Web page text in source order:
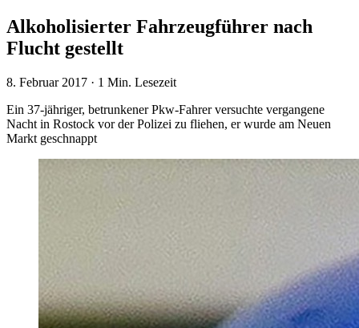
Alkoholisierter Fahrzeugführer nach
Flucht gestellt
8. Februar 2017 · 1 Min. Lesezeit
Ein 37-jähriger, betrunkener Pkw-Fahrer versuchte vergangene
Nacht in Rostock vor der Polizei zu fliehen, er wurde am Neuen
Markt geschnappt